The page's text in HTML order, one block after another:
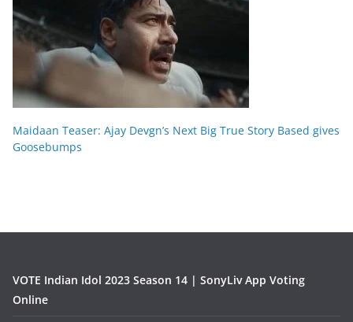
Maidaan Teaser: Ajay Devgn’s Next Big True Story Based gives
Goosebumps
VOTE Indian Idol 2023 Season 14 | SonyLiv App Voting
Online